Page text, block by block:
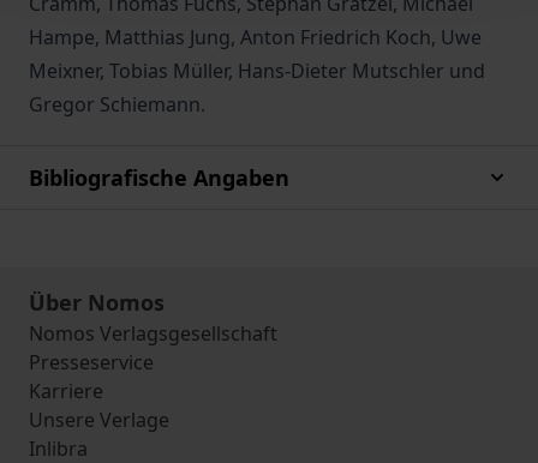
Hampe, Matthias Jung, Anton Friedrich Koch, Uwe
Meixner, Tobias Müller, Hans-Dieter Mutschler und
Gregor Schiemann.
Bibliografische Angaben
Über Nomos
Nomos Verlagsgesellschaft
Presseservice
Karriere
Unsere Verlage
Inlibra